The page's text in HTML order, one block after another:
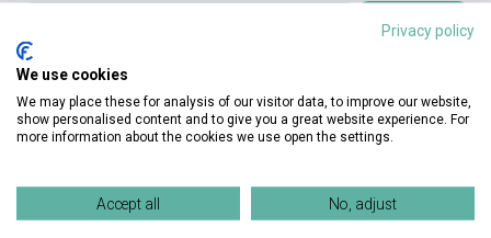
Kosárba
Privacy policy
We use cookies
We may place these for analysis of our visitor data, to improve our website,
show personalised content and to give you a great website experience. For
more information about the cookies we use open the settings.
Accept all No, adjust